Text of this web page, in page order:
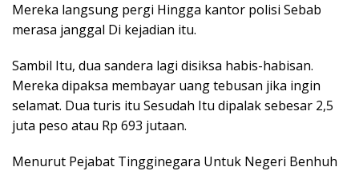
Mereka langsung pergi Hingga kantor polisi Sebab
merasa janggal Di kejadian itu.
Sambil Itu, dua sandera lagi disiksa habis-habisan.
Mereka dipaksa membayar uang tebusan jika ingin
selamat. Dua turis itu Sesudah Itu dipalak sebesar 2,5
juta peso atau Rp 693 jutaan.
Menurut Pejabat Tingginegara Untuk Negeri Benhuh